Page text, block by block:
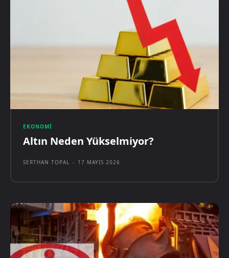
EKONOMI
Altın Neden Yükselmiyor?
SERTHAN TOPAL - 17 MAYIS 2026